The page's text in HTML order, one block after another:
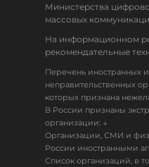
Министерства
массовых
На информационном
рекомендательные
Перечень иностранных
неправительственных
которых признана
В России признаны
организации: ↓
Организации, СМИ и
России иностранными
Список организаций, в